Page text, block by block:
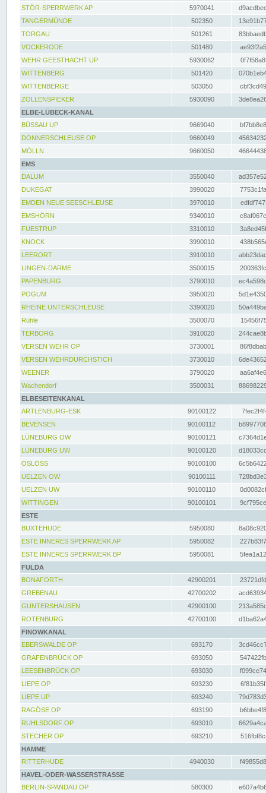
STÖR-SPERRWERK AP 5970041
TANGERMÜNDE
502350
TORGAU
501261
VOCKERODE
501480
WEHR GEESTHACHT UP
5930062
WITTENBERG
501420
WITTENBERGE
503050
ZOLLENSPIEKER
5930090
ELBE-LÜBECK-KANAL
BÜSSAU UP
9669040
DONNERSCHLEUSE OP
9660049
MÖLLN
9660050
EMS
DALUM
3550040
DUKEGAT
3990020
EMDEN NEUE SEESCHLEUSE
3970010
EMSHÖRN
9340010
FUESTRUP
3310010
KNOCK
3990010
LEERORT
3910010
LINGEN-DARME
3500015
PAPENBURG
3790010
POGUM
3950020
RHEINE UNTERSCHLEUSE
3390020
Rühle
3500070
TERBORG
3910020
VERSEN WEHR OP
3730001
VERSEN WEHRDURCHSTICH
3730010
WEENER
3790020
Wachendorf
3500031
ELBESEITENKANAL
ARTLENBURG-ESK
90100122
BEVENSEN
90100112
LÜNEBURG OW
90100121
LÜNEBURG UW
90100120
OSLOSS
90100100
UELZEN OW
90100111
UELZEN UW
90100110
WITTINGEN
90100101
ESTE
BUXTEHUDE
5950080
ESTE INNERES SPERRWERK AP
5950082
ESTE INNERES SPERRWERK BP
5950081
FULDA
BONAFORTH
42900201
GREBENAU
42700202
GUNTERSHAUSEN
42900100
ROTENBURG
42700100
FINOWKANAL
EBERSWALDE OP
693170
GRAFENBRÜCK OP
693050
LEESENBRÜCK OP
693030
LIEPE OP
693230
LIEPE UP
693240
RAGÖSE OP
693190
RUHLSDORF OP
693010
STECHER OP
693210
HAMME
RITTERHUDE
4940030
HAVEL-ODER-WASSERSTRASSE
BERLIN-SPANDAU OP
580300